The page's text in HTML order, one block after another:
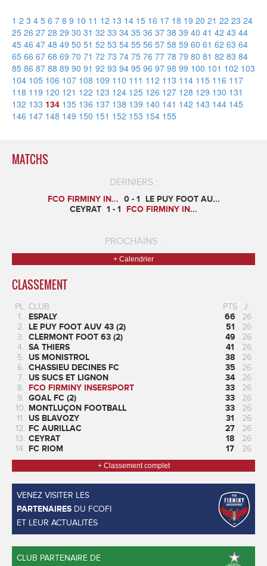
1 2 3 4 5 6 7 8 9 10 11 12 13 14 15 16 17 18 19 20 21 22 23 24
25 26 27 28 29 30 31 32 33 34 35 36 37 38 39 40 41 42 43 44
45 46 47 48 49 50 51 52 53 54 55 56 57 58 59 60 61 62 63 64
65 66 67 68 69 70 71 72 73 74 75 76 77 78 79 80 81 82 83 84
85 86 87 88 89 90 91 92 93 94 95 96 97 98 99 100 101 102 103
104 105 106 107 108 109 110 111 112 113 114 115 116 117
118 119 120 121 122 123 124 125 126 127 128 129 130 131
132 133 134 135 136 137 138 139 140 141 142 143 144 145
146 147 148 149 150 151 152 153 154 155
MATCHS
DERNIERS :
FCO FIRMINY IN... 0 - 1
LE PUY FOOT AU...
CEYRAT 1 - 1 FCO FIRMINY IN...
PROCHAINS :
+ Calendrier
CLASSEMENT
PL. CLUB PTS
J.
1.
ESPALY 66
26
2. LE PUY FOOT AUV 43 (2) 51
26
3. CLERMONT FOOT 63 (2) 49
26
4. SA THIERS 41
26
5. US MONISTROL 38
26
6. CHASSIEU DECINES FC 35
26
7.
US SUCS ET LIGNON 34
26
8. FCO FIRMINY INSERSPORT 33
26
9. GOAL FC (2) 33
26
10. MONTLUÇON FOOTBALL 33
26
11. US BLAVOZY 31
26
12. FC AURILLAC 27
26
13. CEYRAT 18
26
14. FC RIOM 17 26
+ Classement complet
VENEZ VISITER LES
PARTENAIRES DU FCOFI
ET LEUR ACTUALITÉS
CLUB PARTENAIRE DE